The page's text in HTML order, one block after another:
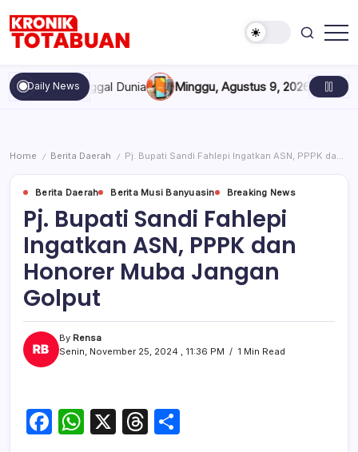
content
Totabuan
hari
ini
Kronik
Daily News
Meninggal Dunia Minggu, Agustus 9, 2026 , 11:40 AM
Home / Berita Daerah / Pj. Bupati Sandi Fahlepi Ingatkan ASN, PPPK dan Honorer Muba Jangan Golput
Berita Daerah Berita Musi Banyuasin Breaking News
Pj. Bupati Sandi Fahlepi
Ingatkan ASN, PPPK dan
Honorer Muba Jangan
Golput
By Rensa
Senin, November 25, 2024 , 11:36 PM
1 Min Read
F
W X
T